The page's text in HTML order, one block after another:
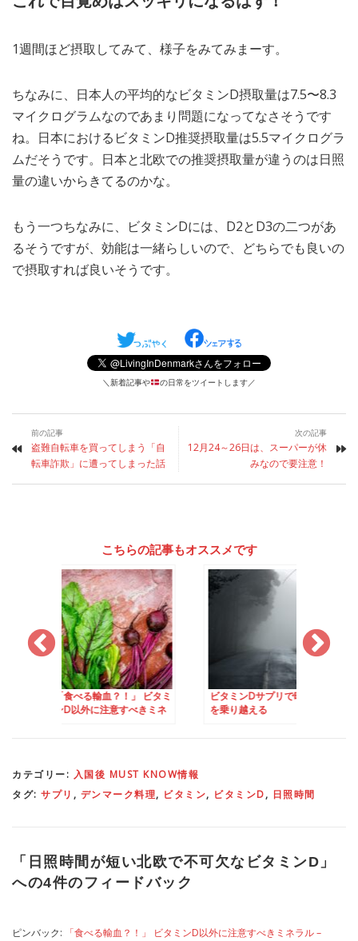
1週間ほど摂取してみて、様子をみてみまーす。
ちなみに、日本人の平均的なビタミンD摂取量は7.5〜8.3
マイクログラムなのであまり問題になってなさそうです
ね。日本におけるビタミンD推奨摂取量は5.5マイクログラ
ムだそうです。日本と北欧での推奨摂取量が違うのは日照
量の違いからきてるのかな。
もう一つちなみに、ビタミンDには、D2とD3の二つがあ
るそうですが、効能は一緒らしいので、どちらでも良いの
で摂取すれば良いそうです。
＼新着記事や の日常をツイートします／
前の記事
盗難自転車を買ってしまう「自
転車詐欺」に遭ってしまった話
次の記事
12月24～26日は、スーパーが休
みなので要注意！
こちらの記事もオススメです
血？！」 ビタミ
意すべきミネ
ビタミンDサプリで暗い冬
を乗り越える
表札がないと書留郵
カテゴリー: 入国後 MUST KNOW情報
タグ: サプリ , デンマーク料理, ビタミン, ビタミンD, 日照時間
「 日照時間が短い北欧で不可欠なビタミンD 」
への4件のフィードバック
ピンバック:
「食べる輸血？！」 ビタミンD以外に注意すべきミネラル –